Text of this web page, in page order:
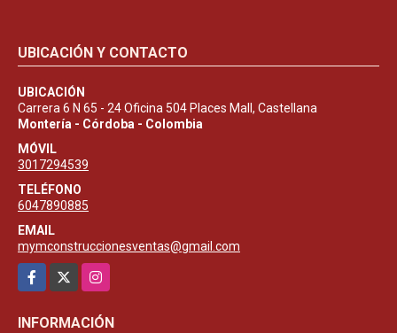
UBICACIÓN Y CONTACTO
UBICACIÓN
Carrera 6 N 65 - 24 Oficina 504 Places Mall, Castellana
Montería - Córdoba - Colombia
MÓVIL
3017294539
TELÉFONO
6047890885
EMAIL
mymconstruccionesventas@gmail.com
Facebook
Instagram
INFORMACIÓN